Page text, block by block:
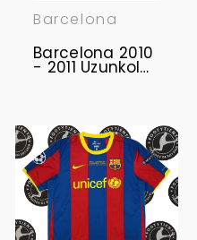
Barcelona
Barcelona 2010
- 2011 Uzunkol